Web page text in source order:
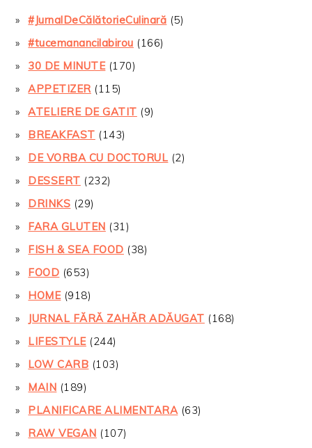
#JurnalDeCălătorieCulinară (5)
#tucemanancilabirou (166)
30 DE MINUTE(170)
APPETIZER (115)
ATELIERE DE GATIT (9)
BREAKFAST (143)
DE VORBA CU DOCTORUL (2)
DESSERT (232)
DRINKS (29)
FARA GLUTEN (31)
FISH & SEA FOOD (38)
FOOD (653)
HOME(918)
JURNAL FĂRĂ ZAHĂR ADĂUGAT (168)
LIFESTYLE(244)
LOW CARB (103)
MAIN (189)
PLANIFICARE ALIMENTARA (63)
RAW VEGAN (107)